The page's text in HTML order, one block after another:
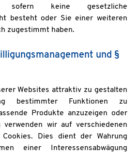
sofern keine gesetzliche
besteht oder Sie einer weiteren
zugestimmt haben.
und §
Websites attraktiv zu gestalten
bestimmter Funktionen zu
Produkte anzuzeigen oder
verwenden wir auf verschiedenen
Cookies. Dies dient der Wahrung
einer Interessensabwägung